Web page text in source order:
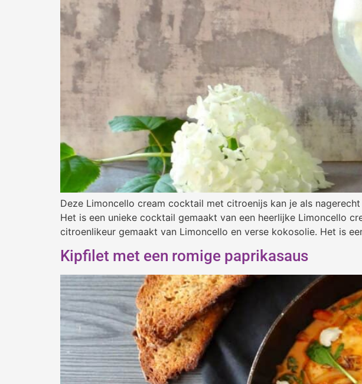
Deze Limoncello cream cocktail met citroenijs kan je als
Het is een unieke cocktail gemaakt van een heerlijke Limoncello
citroenlikeur gemaakt van Limoncello en verse kokosolie. Het is
Kipfilet met een romige paprikasaus